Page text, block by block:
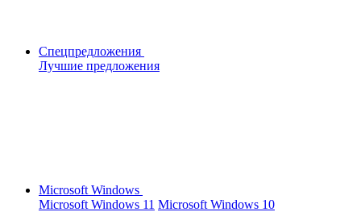
Спецпредложения
Лучшие предложения
Microsoft Windows
Microsoft Windows 11 Microsoft Windows 10